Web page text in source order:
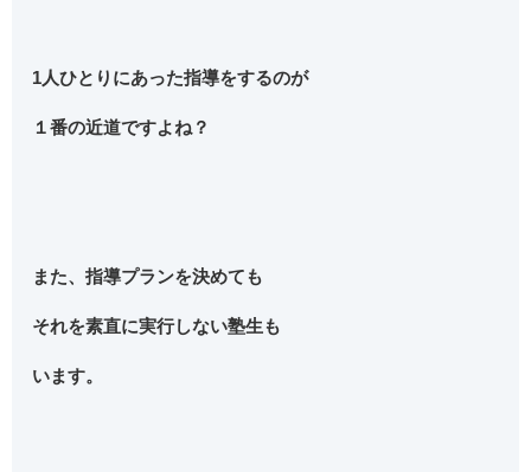
1人ひとりにあった指導をするのが
１番の近道ですよね？
また、指導プランを決めても
それを素直に実行しない塾生も
います。